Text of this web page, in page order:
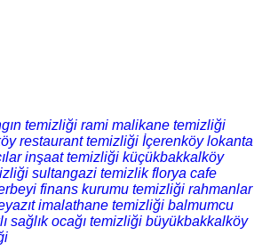
temizliği rami malikane temizliği
restaurant temizliği İçerenköy lokanta
inşaat temizliği küçükbakkalköy
sultangazi temizlik florya cafe
finans kurumu temizliği rahmanlar
imalathane temizliği balmumcu
sağlık ocağı temizliği büyükbakkalköy